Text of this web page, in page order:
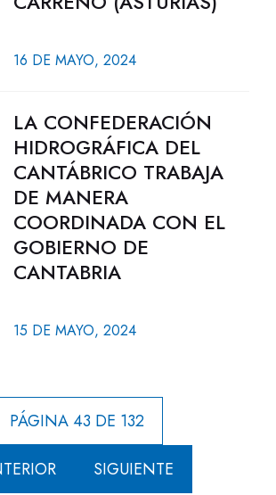
16 DE MAYO, 2024
LA CONFEDERACIÓN
HIDROGRÁFICA DEL
CANTÁBRICO TRABAJA
DE MANERA
COORDINADA CON EL
GOBIERNO DE
CANTABRIA
15 DE MAYO, 2024
PÁGINA 43 DE 132
SIGUIENTE